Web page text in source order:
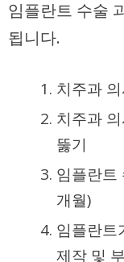
임플란트 수술
됩니다.
치주과
치주과
뚫기
임플란트
개월)
임플란트
제작 및